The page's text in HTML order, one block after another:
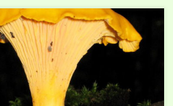
cuit désossé et coupé en petits
3 échalotes finement émincées 1